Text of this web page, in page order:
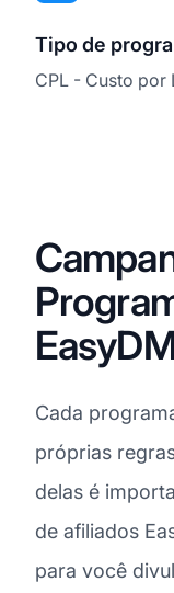
Tipo de
CPL - Custo por
Cada
próprias
delas é
de afiliados
para você